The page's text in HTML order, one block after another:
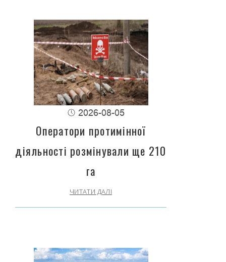
2026-08-05
Оператори протимінної
діяльності розмінували ще 210
га
ЧИТАТИ ДАЛІ